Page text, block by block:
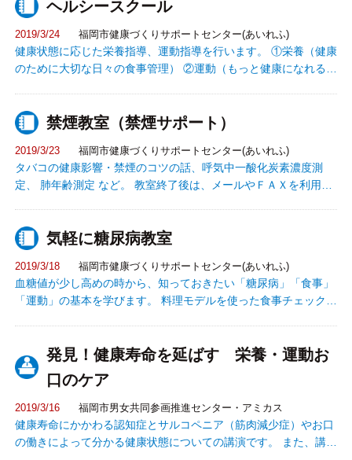
の振り返りヘルシースクール
2019/3/24 福岡市健康づくりサポートセンター(あいれふ)
健康状態に応じた栄養指導、運動指導を行います。 ①栄養（健康
のために大切な日々の食事管理） ②運動（もっと健康になれる運
禁煙教室（禁煙サポート）
2019/3/23 福岡市健康づくりサポートセンター(あいれふ)
タバコの健康影響・禁煙のコツの話、呼気中一酸化炭素濃度測
定、 肺年齢測定 など。 教室終了後は、メールやＦＡＸを利用し
気軽に糖尿病教室
2019/3/18 福岡市健康づくりサポートセンター(あいれふ)
血糖値が少し高めの時から、知っておきたい「糖尿病」「食事」
「運動」の基本を学びます。 料理モデルを使った食事チェックや
発見！健康寿命を延ばす 栄養・運動お
口のケア
2019/3/16 福岡市男女共同参画推進センター・アミカス
健康寿命にかかわる認知症とサルコペニア（筋肉減少症）やお口
の働きによって分かる健康状態についての講演です。 また、講演